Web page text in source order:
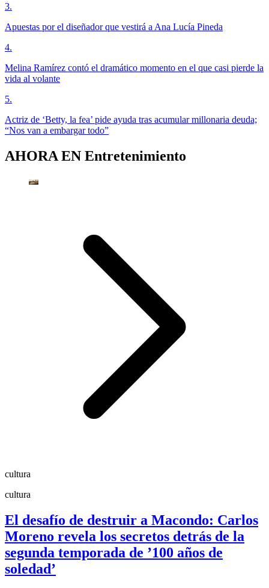
3.
Apuestas por el diseñador que vestirá a Ana Lucía Pineda
4.
Melina Ramírez contó el dramático momento en el que casi pierde la
vida al volante
5.
Actriz de ‘Betty, la fea’ pide ayuda tras acumular millonaria deuda;
“Nos van a embargar todo”
AHORA EN Entretenimiento
cultura
cultura
El desafío de destruir a Macondo: Carlos
Moreno revela los secretos detrás de la
segunda temporada de ’100 años de
soledad’